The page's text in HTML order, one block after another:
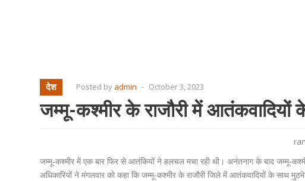
देश Posted by admin - October 3, 2023
जम्मू-कश्मीर के राजौरी में
जम्मू-कश्मीर में एक बार फिर से आतंकियों ने हलचल मचा रही थी। अनंतनाग के बाद जम्मू-
अधिकारियों ने मंगलवार को कहा कि जम्मू-कश्मीर के राजौरी जिले में आतंकवादियों के साथ